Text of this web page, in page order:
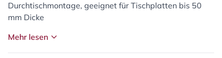
Durchtischmontage, geeignet für Tischplatten bis 50
mm Dicke
Mehr lesen